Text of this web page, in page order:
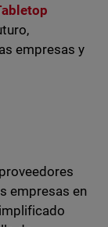
empresas y
empresas en